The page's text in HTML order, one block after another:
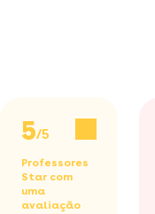
5/5
Professores
Star com
uma
avaliação